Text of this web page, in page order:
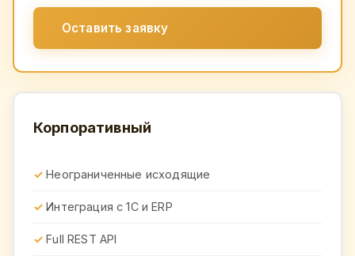
Оставить заявку
Корпоративный
Неограниченные исходящие
Интеграция с 1С и ERP
Full REST API